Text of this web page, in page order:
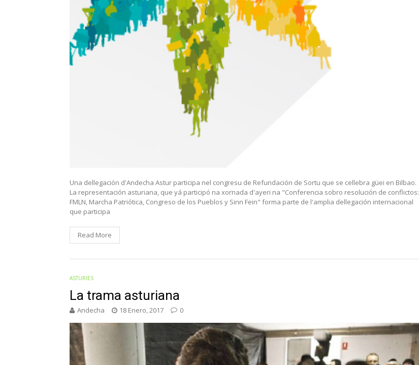
Una dellegación d'Andecha Astur participa nel congresu de Refundación de Sortu que se cellebra güei en Bilbao.
La representación asturiana, que yá participó na xornada d'ayeri na "Conferencia sobro resolución de conflictos:
FMLN, Marcha Patriótica, Congreso de los Pueblos y Sinn Fein" forma parte de l'amplia dellegación internacional
que participa
Read More
ASTURIES
La trama asturiana
Andecha 18 Enero, 2017 0